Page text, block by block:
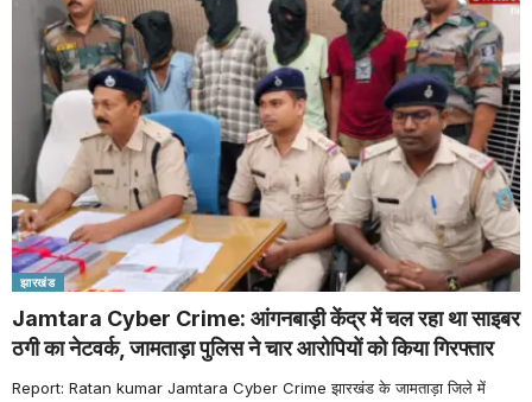
झारखंड
Jamtara Cyber Crime: आंगनबाड़ी केंद्र में चल रहा था साइबर
ठगी का नेटवर्क, जामताड़ा पुलिस ने चार आरोपियों को किया गिरफ्तार
Report: Ratan kumar Jamtara Cyber Crime झारखंड के जामताड़ा जिले में